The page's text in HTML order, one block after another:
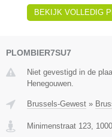
BEKIJK VOLLEDIG
PLOMBIER7SU7
Niet gevestigd in de
Henegouwen.
Brussels-Gewest »
Minimenstraat 123 1000